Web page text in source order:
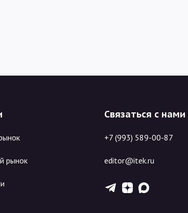
рынок
Связаться с нами
+7 (993) 589-00-87
editor@itek.ru
T Z X